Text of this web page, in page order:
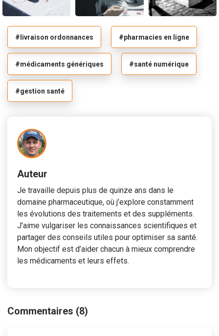
#livraison ordonnances #pharmacies en ligne
#médicaments génériques #santé numérique
#gestion santé
Auteur
Je travaille depuis plus de quinze ans dans le
domaine pharmaceutique, où j’explore constamment
les évolutions des traitements et des suppléments.
J’aime vulgariser les connaissances scientifiques et
partager des conseils utiles pour optimiser sa santé.
Mon objectif est d’aider chacun à mieux comprendre
les médicaments et leurs effets.
Commentaires (8)